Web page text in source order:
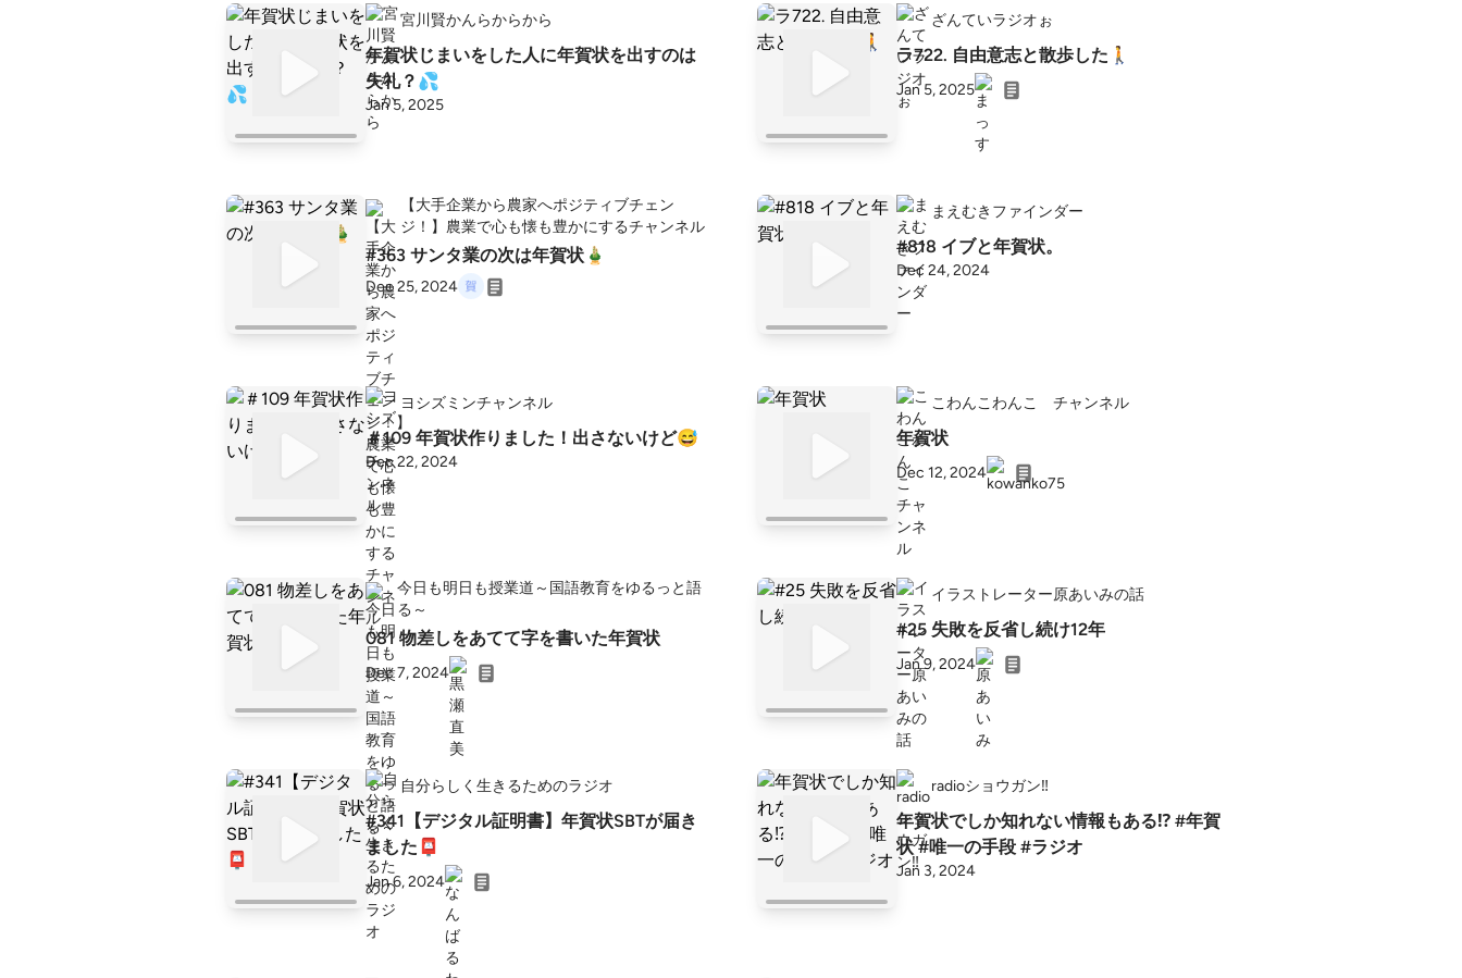
宮川賢かんらからから
年賀状じまいをした人に年賀状を出すのは
失礼？💦
Jan 5, 2025
ざんていラジオぉ
ラ722. 自由意志と散歩した🚶
Jan 5, 2025
【大手企業から農家へポジティブチェン
ジ！】農業で心も懐も豊かにするチャンネル
#363 サンタ業の次は年賀状🎍
Dec 25, 2024
まえむきファインダー
#818 イブと年賀状。
Dec 24, 2024
ヨシズミンチャンネル
＃109 年賀状作りました！出さないけど😅
Dec 22, 2024
こわんこわんこ チャンネル
年賀状
Dec 12, 2024
今日も明日も授業道～国語教育をゆるっと語
る～
081 物差しをあてて字を書いた年賀状
Dec 7, 2024
イラストレーター原あいみの話
#25 失敗を反省し続け12年
Jan 9, 2024
自分らしく生きるためのラジオ
#341【デジタル証明書】年賀状SBTが届き
ました📮
Jan 6, 2024
radioショウガン‼️
年賀状でしか知れない情報もある⁉️ #年賀
状 #唯一の手段 #ラジオ
Jan 3, 2024